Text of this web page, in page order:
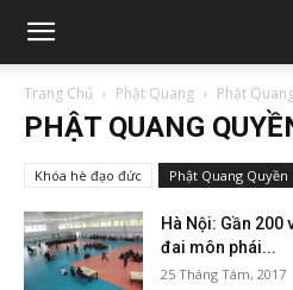
Trang Chủ Phật Quang Phật
PHẬT QUANG
Khóa hè đạo đức Phật Quang Quyền
Hà Nội: Gần
đai môn phái...
25 Tháng Tám, 2017